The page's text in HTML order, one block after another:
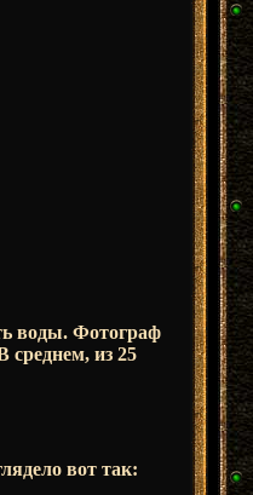
воды. Фотограф
среднем, из 25
вот так: